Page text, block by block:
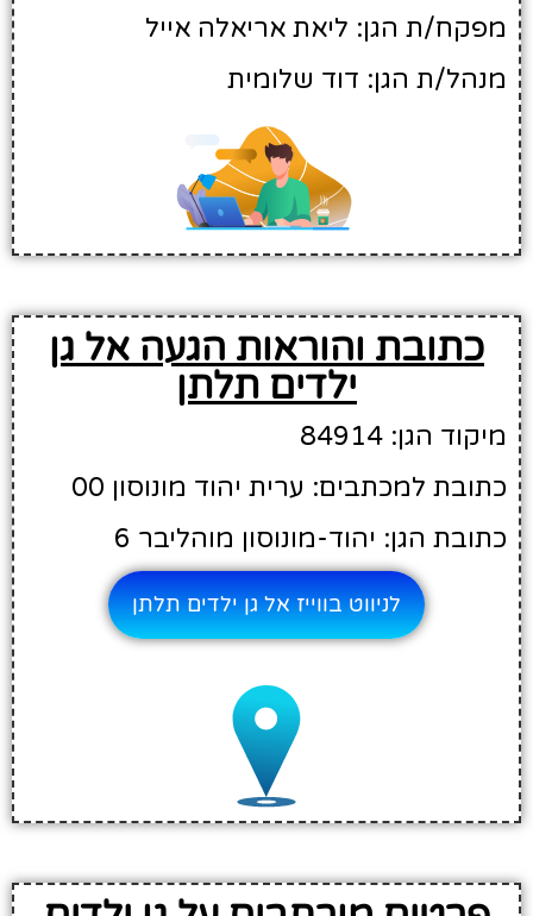
מפקח/ת הגן: ליאת אריאלה אייל
מנהל/ת הגן: דוד שלומית
כתובת והוראות הגעה אל גן
ילדים תלתן
מיקוד הגן: 84914
כתובת למכתבים: ערית יהוד מונוסון 00
כתובת הגן: יהוד-מונוסון מוהליבר 6
לניווט בווייז אל גן ילדים תלתן